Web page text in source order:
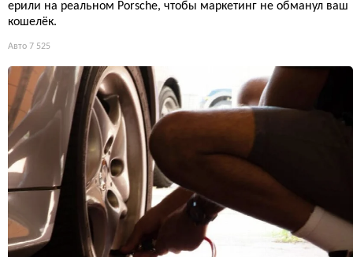
ерили на реальном Porsche, чтобы маркетинг не обманул ваш
кошелёк.
Авто 7 525